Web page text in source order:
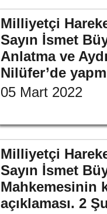
Milliyetçi
Sayın İsmet
Anlatma ve
Nilüfer’de
05 Mart 2022
Milliyetçi
Sayın İsmet
Mahkemesinin
açıklaması. 2